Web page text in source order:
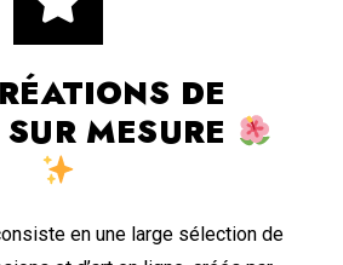
DE
MESURE
en une large sélection de